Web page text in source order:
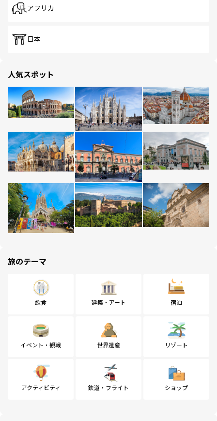
アフリカ
日本
人気スポット
旅のテーマ
飲食 建築・アート 宿泊
イベント・観戦 世界遺産 リゾート
アクティビティ 鉄道・フライト ショップ